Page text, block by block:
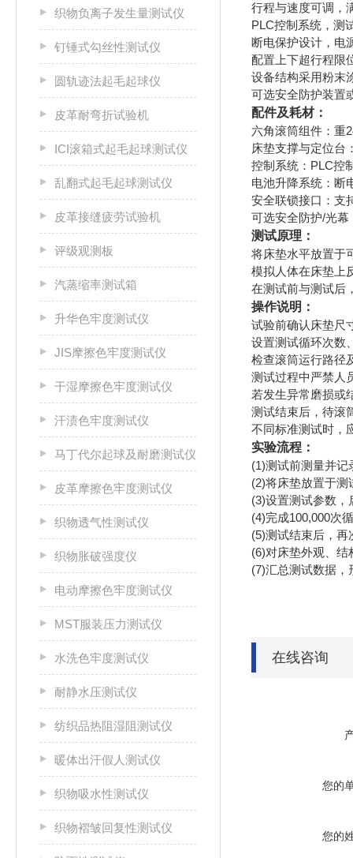
织物负离子发生量测试仪
钉锤式勾丝性测试仪
圆轨迹法起毛起球仪
皮革耐弯折试验机
ICI滚箱式起毛起球测试仪
乱翻式起毛起球测试仪
皮革接缝疲劳试验机
评级观测板
汽蒸缩率测试箱
升华色牢度测试仪
JIS摩擦色牢度测试仪
干湿摩擦色牢度测试仪
汗渍色牢度测试仪
马丁代尔起球及耐磨测试仪
皮革摩擦色牢度测试仪
织物透气性测试仪
织物胀破强度仪
电动摩擦色牢度测试仪
MST服装压力测试仪
水洗色牢度测试仪
耐静水压测试仪
纺织品热阻湿阻测试仪
暖体出汗假人测试仪
织物吸水性测试仪
织物褶皱回复性测试仪
行程与速度可调，
PLC控制系统，测
断电保护设计，电
配置上下超行程限
设备结构采用粉末
可选安全防护装置
配件及耗材：
六角滚筒组件：重
床垫支撑与定位台
控制系统：PLC控
电池升降系统：断
安全联锁接口：支
可选安全防护/光
测试原理：
将床垫水平放置于
模拟人体在床垫上
在测试前与测试后
操作说明：
试验前确认床垫尺
设置测试循环次数
检查滚筒运行路径
测试过程中严禁人
若发生异常磨损或
测试结束后，待滚
不同标准测试时，
实验流程：
(1)测试前测量并
(2)将床垫放置于
(3)设置测试参数
(4)完成100,000次
(5)测试结束后，
(6)对床垫外观、
(7)汇总测试数据
在线咨询
您的
您的